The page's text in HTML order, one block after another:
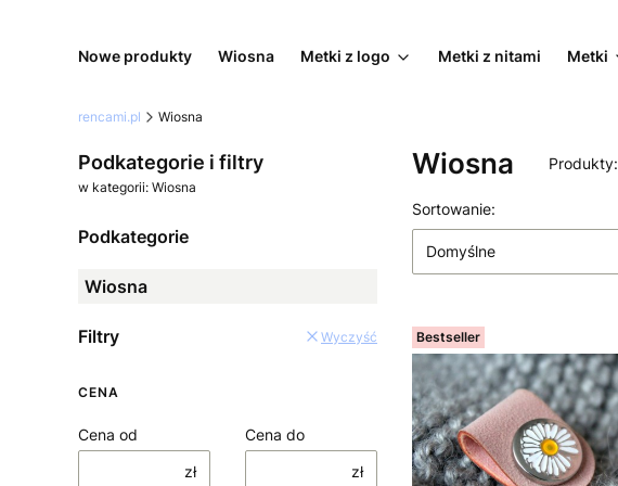
Nowe produkty Wiosna Metki z logo Metki z nitami Metki
rencami.pl Wiosna
Podkategorie i filtry
w kategorii: Wiosna
Podkategorie
Wiosna
Filtry Wyczyść
CENA
Cena od
zł
Cena do
zł
Wiosna Produkty:
Lista produktów
Sortowanie:
Domyślne
Bestseller